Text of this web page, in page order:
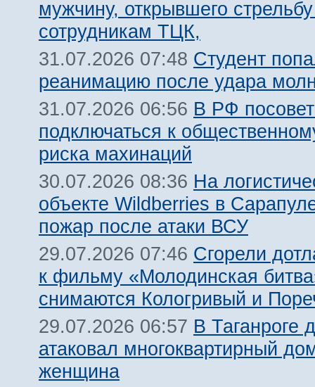
мужчину, открывшего
сотрудникам ТЦК,
31.07.2026 07:48 Студент
реанимацию после удара
31.07.2026 06:56 В РФ
подключаться к
риска махинаций
30.07.2026 08:36 На
объекте Wildberries в
пожар после атаки ВСУ
29.07.2026 07:46 Сгорели
к фильму «Молодинская
снимаются Кологривый и
29.07.2026 06:57 В Таганроге
атаковал многоквартирный
женщина